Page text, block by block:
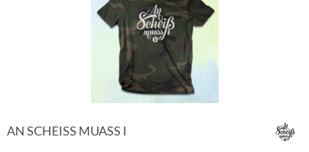
AN SCHEISS MUASS I